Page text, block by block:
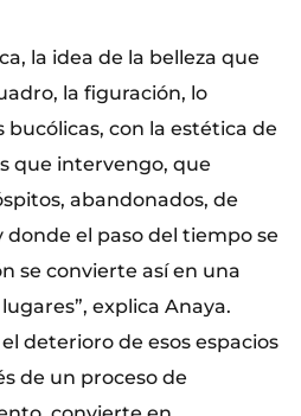
la idea de la belleza que
la figuración, lo
bucólicas, con la estética de
que intervengo, que
abandonados, de
el paso del tiempo se
se convierte así en una
explica Anaya.
deterioro de esos espacios
de un proceso de